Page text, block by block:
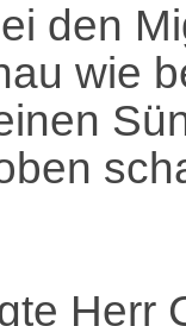
den
wie
Herr